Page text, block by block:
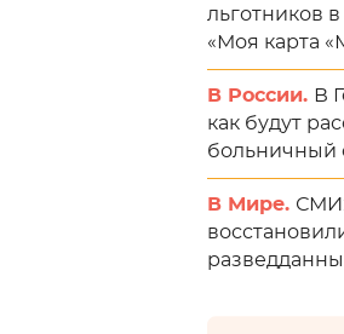
льготников
«Моя карта
В России. В
как будут
больничный
В Мире.